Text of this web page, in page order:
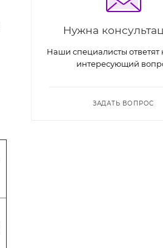
Нужна
Наши специалисты ответят
интересующий
ЗАДАТЬ ВОПРОС